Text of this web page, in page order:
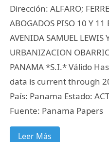
Dirección: ALFARO;
ABOGADOS PISO 10 Y 11
AVENIDA SAMUEL LEWIS
URBANIZACION
PANAMA *S.I.* Válido
data is current through
País: Panama Estado:
Fuente: Panama Papers
Leer Más